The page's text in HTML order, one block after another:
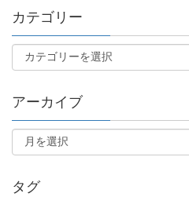
カテゴリー
アーカイブ
タグ